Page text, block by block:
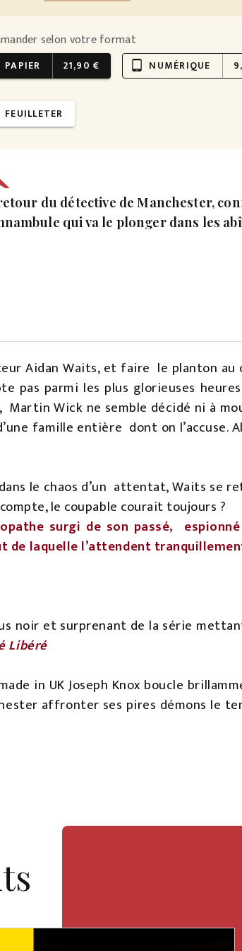
selon votre format
PAPIER 21,90 € tablet_android NUMÉRIQUE
FEUILLETER
du détective de Manchester,
qui va le plonger dans les
Aidan Waits, et faire le planton
pas parmi les plus glorieuses
Martin Wick ne semble décidé ni à
famille entière dont on l’accuse.
le chaos d’un attentat, Waits se
le coupable courait toujours ?
surgi de son passé,
de laquelle l’attendent
noir et surprenant de la série
Libéré
in UK Joseph Knox boucle
affronter ses pires démons le